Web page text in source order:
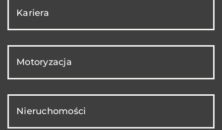
Kariera
Motoryzacja
Nieruchomości